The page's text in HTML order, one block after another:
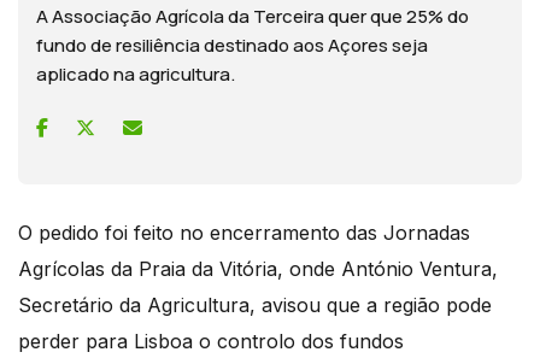
A Associação Agrícola da Terceira quer que 25% do
fundo de resiliência destinado aos Açores seja
aplicado na agricultura.
O pedido foi feito no encerramento das Jornadas
Agrícolas da Praia da Vitória, onde António Ventura,
Secretário da Agricultura, avisou que a região pode
perder para Lisboa o controlo dos fundos